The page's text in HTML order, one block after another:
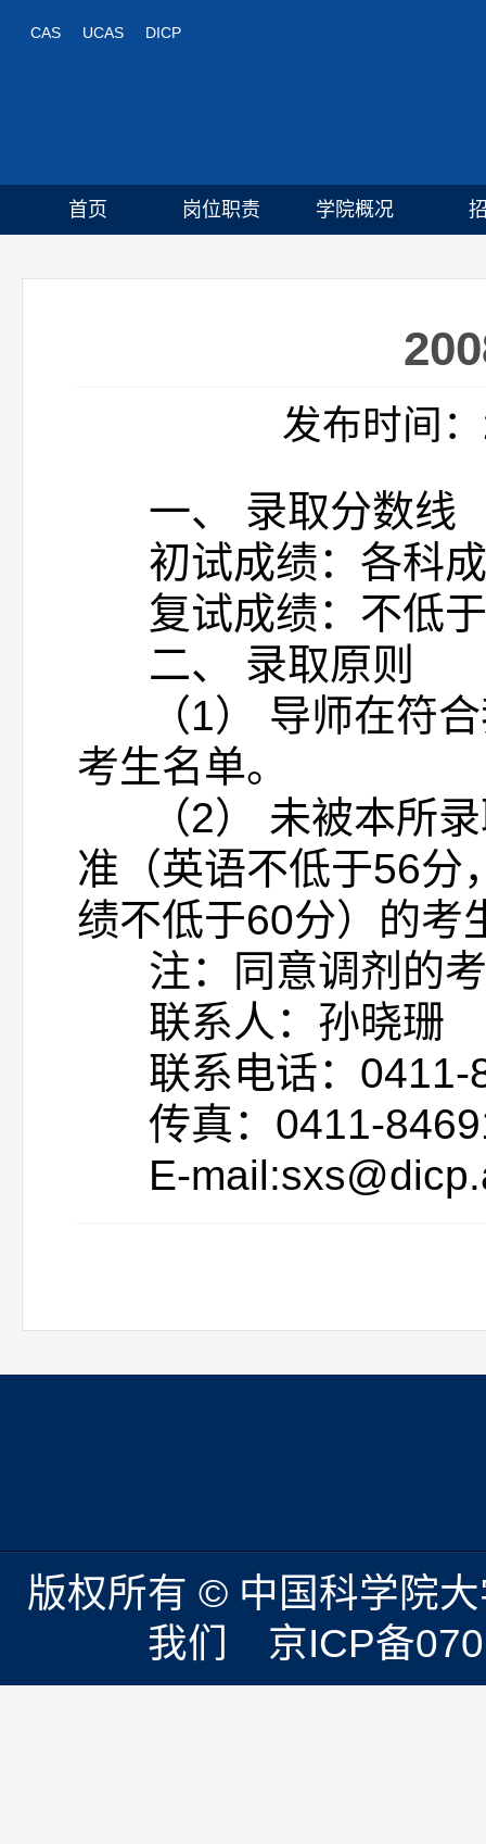
CAS UCAS DICP
首页 岗位职责 学院概况
发布时间
一、 录取分数线
初试成绩：各科成
复试成绩：不低
二、 录取原则
（1） 导师在符合
考生名单。
（2） 未被本所录
准（英语不低于56分
绩不低于60分）的考
注：同意调剂的考
联系人：孙晓珊
联系电话：0411-
传真：0411-
E-
版权所有 © 中国科学院
我们 京ICP备